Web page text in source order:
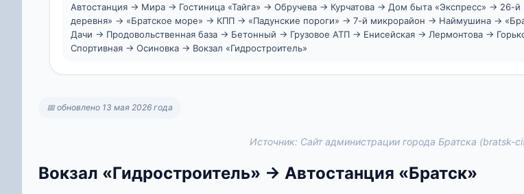
Автостанция → Мира → Гостиница «Тайга» → Обручева → Курчатова → Дом быта «Экспресс» →
деревня» → «Братское море» → КПП → «Падунские пороги» → 7-й микрорайон → Наймушина →
Дачи → Продовольственная база → Бетонный → Грузовое АТП → Енисейская → Лермонтова →
Спортивная → Осиновка → Вокзал «Гидростроитель»
📅 обновлено 13 мая 2026 года
Источник: Сайт администрации города Братска
Вокзал «Гидростроитель» → Автостанция «Братск»